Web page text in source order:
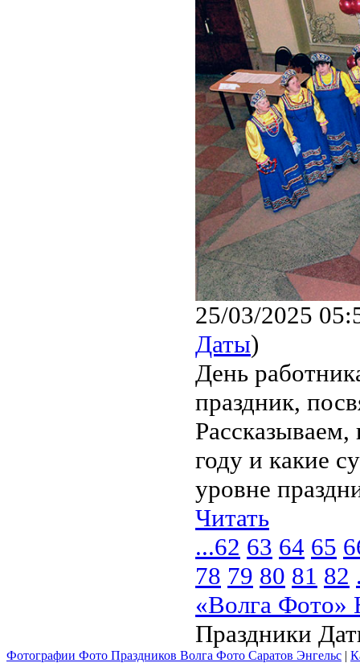
25/03/2025
Даты)
День
праздник,
году и какие
уровне
Читать
...62 63 64 65
78 79 80 81 82
«Волга Фото»
Праздники
Фотографии Фото Праздников Волга Фото Саратов Энгельс |